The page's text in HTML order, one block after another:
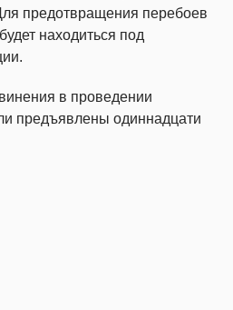
предотвращения перебоев
находиться под
в проведении
предъявлены одиннадцати